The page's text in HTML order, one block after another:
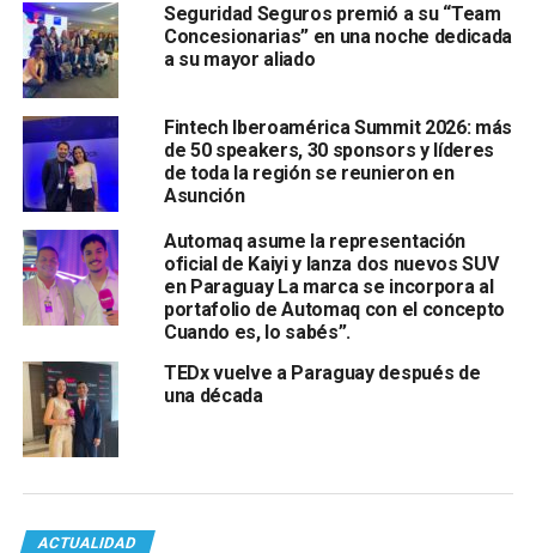
Seguridad Seguros premió a su “Team
Concesionarias” en una noche dedicada
a su mayor aliado
Fintech Iberoamérica Summit 2026: más
de 50 speakers, 30 sponsors y líderes
de toda la región se reunieron en
Asunción
Automaq asume la representación
oficial de Kaiyi y lanza dos nuevos SUV
en Paraguay La marca se incorpora al
portafolio de Automaq con el concepto
Cuando es, lo sabés”.
TEDx vuelve a Paraguay después de
una década
ACTUALIDAD